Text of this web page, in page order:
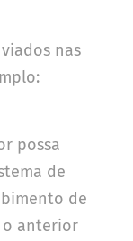
nas
possa
de
de
o anterior